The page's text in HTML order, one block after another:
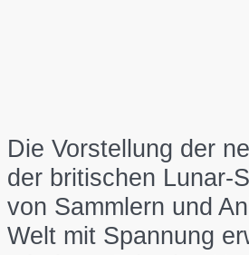
Die Vorstellung der
der britischen Lunar-
von Sammlern und
Welt mit Spannung